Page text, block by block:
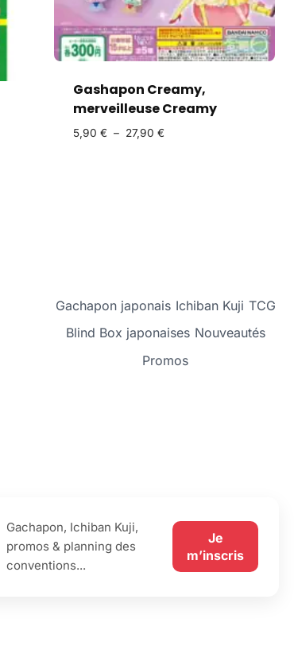
Gashapon Creamy,
merveilleuse Creamy
5,90 € – 27,90 €
Gachapon japonais Ichiban Kuji TCG
Blind Box japonaises Nouveautés
Promos
Gachapon, Ichiban Kuji,
promos & planning des
conventions...
Je
m’inscris